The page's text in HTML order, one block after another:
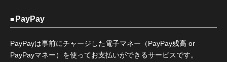
PayPay
PayPayは事前にチャージした電子マネー（PayPay残高 or
PayPayマネー）を使ってお支払いができるサービスです。